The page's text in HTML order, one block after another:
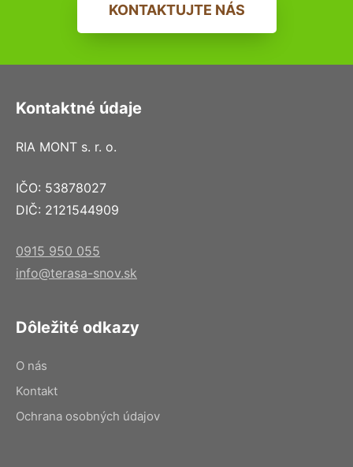
KONTAKTUJTE NÁS
Kontaktné údaje
RIA MONT s. r. o.
IČO: 53878027
DIČ: 2121544909
0915 950 055
info@terasa-snov.sk
Dôležité odkazy
O nás
Kontakt
Ochrana osobných údajov